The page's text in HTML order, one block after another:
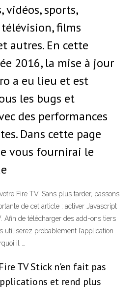
vidéos, sports,
films
autres. En cette
2016, la mise à jour
a eu lieu et est
les bugs et
des performances
Dans cette page
vous fournirai le
Fire TV. Sans plus tarder, passons
de cet article : activer Javascript
Afin de télécharger des add-ons tiers
utiliserez probablement l’application
il …
TV Stick n'en fait pas
et rend plus